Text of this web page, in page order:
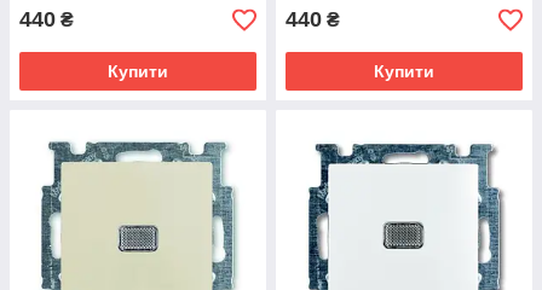
440 ₴
Купити
440 ₴
Купити